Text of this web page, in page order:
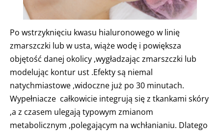
Po wstrzyknięciu kwasu hialuronowego w linię
zmarszczki lub w usta, wiąże wodę i powiększa
objętość danej okolicy ,wygładzając zmarszczki lub
modelując kontur ust .Efekty są niemal
natychmiastowe ,widoczne już po 30 minutach.
Wypełniacze całkowicie integrują się z tkankami skóry
,a z czasem ulegają typowym zmianom
metabolicznym ,polegającym na wchłanianiu. Dlatego